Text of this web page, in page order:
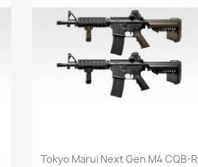
Snabbvy
Tokyo Marui Next Gen M4 CQB-R